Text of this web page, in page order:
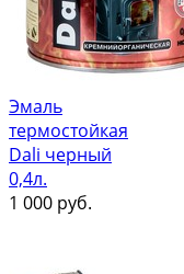
Эмаль
термостойкая
Dali черный
0,4л.
1 000 руб.